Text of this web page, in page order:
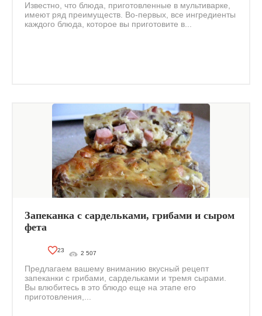
Известно, что блюда, приготовленные в мультиварке,
имеют ряд преимуществ. Во-первых, все ингредиенты
каждого блюда, которое вы приготовите в...
Запеканка с сардельками, грибами и сыром
фета
23 2 507
Предлагаем вашему вниманию вкусный рецепт
запеканки с грибами, сардельками и тремя сырами.
Вы влюбитесь в это блюдо еще на этапе его
приготовления,...